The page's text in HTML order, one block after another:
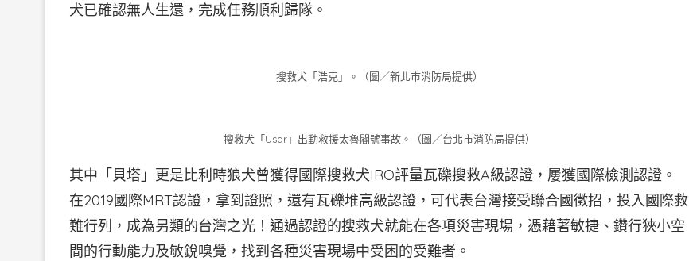
犬已確認無人生還，完成任務順利歸隊。
搜救犬「浩克」。（圖／新北市消防局提供）
搜救犬「Usar」出動救援太魯閣號事故。（圖／台北市消防局提供）
其中「貝塔」更是比利時狼犬曾獲得國際搜救犬IRO評量瓦礫搜救A級認證，屢獲國際檢測認證。
在2019國際MRT認證，拿到證照，還有瓦礫堆高級認證，可代表台灣接受聯合國徵招，投入國際救
難行列，成為另類的台灣之光！通過認證的搜救犬就能在各項災害現場，憑藉著敏捷、鑽行狹小空
間的行動能力及敏銳嗅覺，找到各種災害現場中受困的受難者。